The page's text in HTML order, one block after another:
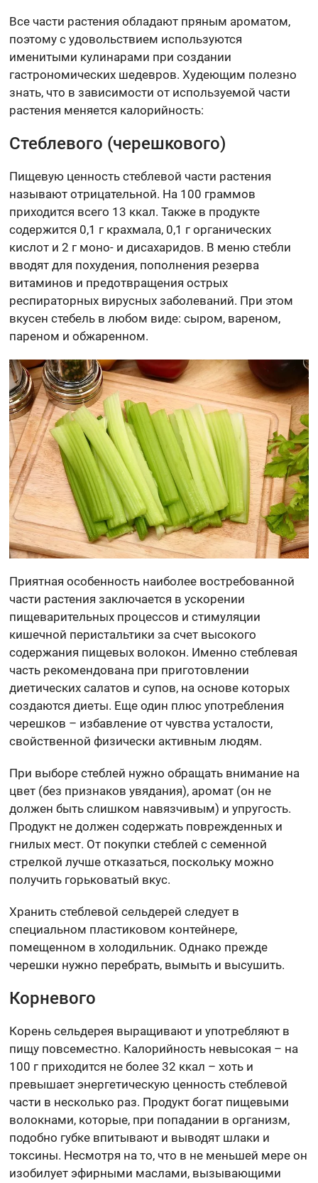
Все части растения обладают пряным ароматом,
поэтому с удовольствием используются
именитыми кулинарами при создании
гастрономических шедевров. Худеющим полезно
знать, что в зависимости от используемой части
растения меняется калорийность:
Стеблевого (черешкового)
Пищевую ценность стеблевой части растения
называют отрицательной. На 100 граммов
приходится всего 13 ккал. Также в продукте
содержится 0,1 г крахмала, 0,1 г органических
кислот и 2 г моно- и дисахаридов. В меню стебли
вводят для похудения, пополнения резерва
витаминов и предотвращения острых
респираторных вирусных заболеваний. При этом
вкусен стебель в любом виде: сыром, вареном,
пареном и обжаренном.
Приятная особенность наиболее востребованной
части растения заключается в ускорении
пищеварительных процессов и стимуляции
кишечной перистальтики за счет высокого
содержания пищевых волокон. Именно стеблевая
часть рекомендована при приготовлении
диетических салатов и супов, на основе которых
создаются диеты. Еще один плюс употребления
черешков – избавление от чувства усталости,
свойственной физически активным людям.
При выборе стеблей нужно обращать внимание на
цвет (без признаков увядания), аромат (он не
должен быть слишком навязчивым) и упругость.
Продукт не должен содержать поврежденных и
гнилых мест. От покупки стеблей с семенной
стрелкой лучше отказаться, поскольку можно
получить горьковатый вкус.
Хранить стеблевой сельдерей следует в
специальном пластиковом контейнере,
помещенном в холодильник. Однако прежде
черешки нужно перебрать, вымыть и высушить.
Корневого
Корень сельдерея выращивают и употребляют в
пищу повсеместно. Калорийность невысокая – на
100 г приходится не более 32 ккал – хоть и
превышает энергетическую ценность стеблевой
части в несколько раз. Продукт богат пищевыми
волокнами, которые, при попадании в организм,
подобно губке впитывают и выводят шлаки и
токсины. Несмотря на то, что в не меньшей мере он
изобилует эфирными маслами, вызывающими